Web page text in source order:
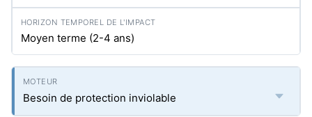
Moyen terme (2-4 ans)
Besoin de protection inviolable